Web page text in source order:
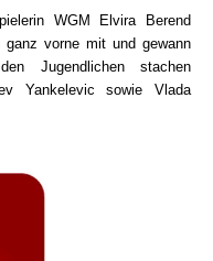
WGM Elvira Berend
vorne mit und gewann
Jugendlichen stachen
Yankelevic sowie Vlada